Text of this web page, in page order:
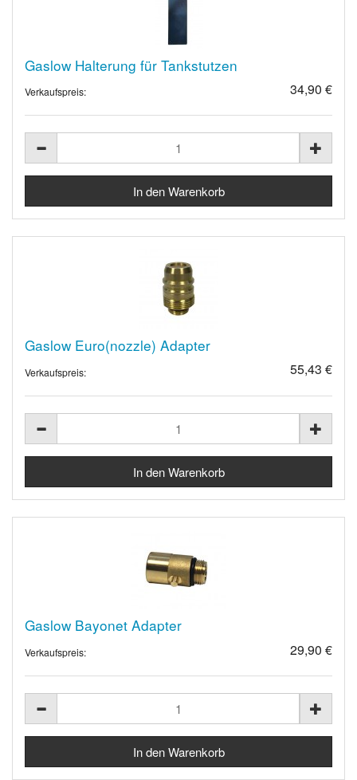
Gaslow Halterung für Tankstutzen
Verkaufspreis: 34,90 €
Gaslow Euro(nozzle) Adapter
Verkaufspreis: 55,43 €
Gaslow Bayonet Adapter
Verkaufspreis: 29,90 €